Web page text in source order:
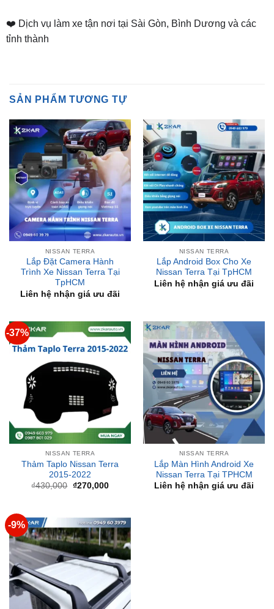
NISSAN TERRA
Lắp Đặt Camera Hành
Trình Xe Nissan Terra Tại
TpHCM
Liên hệ nhận giá ưu đãi
NISSAN TERRA
Lắp Android Box Cho Xe
Nissan Terra Tại TpHCM
Liên hệ nhận giá ưu đãi
NISSAN TERRA
Thảm Taplo Nissan Terra
2015-2022
430,000 Giá
gốc
là:
₫430,000.
₫270,000
hiện
tại
₫270,000.
NISSAN TERRA
Lắp Màn Hình Android Xe
Nissan Terra Tại TPHCM
Liên hệ nhận giá ưu đãi